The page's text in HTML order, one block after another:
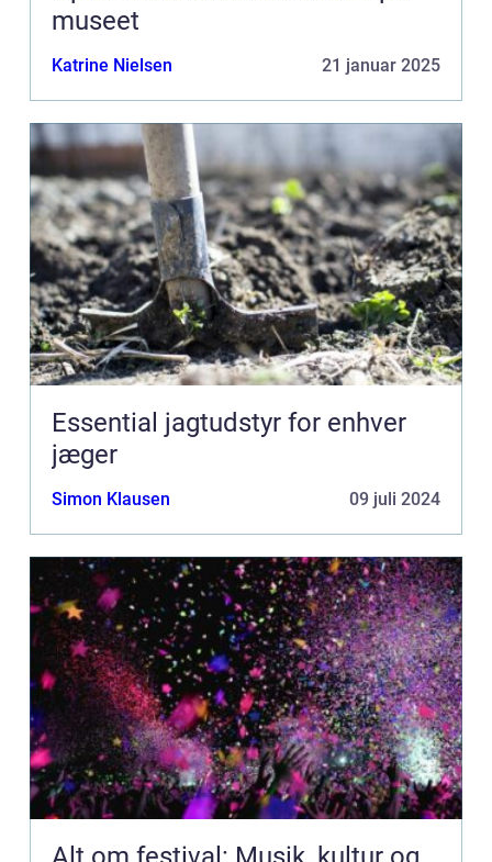
museet
Katrine Nielsen 21 januar 2025
Essential jagtudstyr for enhver
jæger
Simon Klausen 09 juli 2024